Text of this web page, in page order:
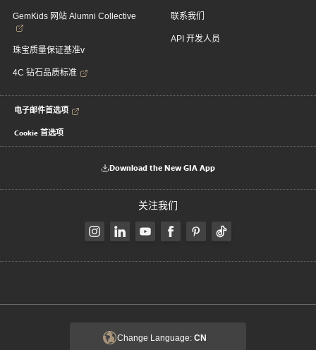
GemKids 网站 Alumni Collective
珠宝质量保证基准v
4C 钻石品质标准
联系我们
API 开发人员
电子邮件首选项
Cookie 首选项
Download the New GIA App
关注我们
Change Language: CN